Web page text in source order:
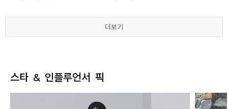
더보기
더보기
더보기
더보기
더보기
더보기
스타 & 인플루언서 픽